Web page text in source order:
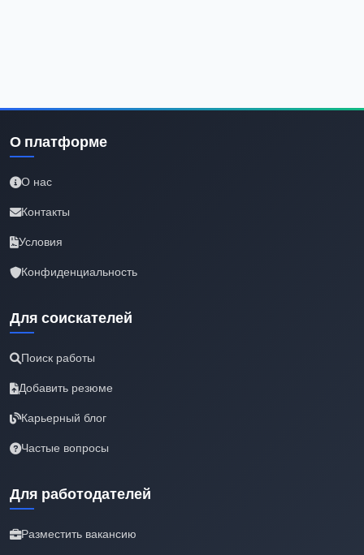
О платформе
О нас
Контакты
Условия
Конфиденциальность
Для соискателей
Поиск работы
Добавить резюме
Карьерный блог
Частые вопросы
Для работодателей
Разместить вакансию